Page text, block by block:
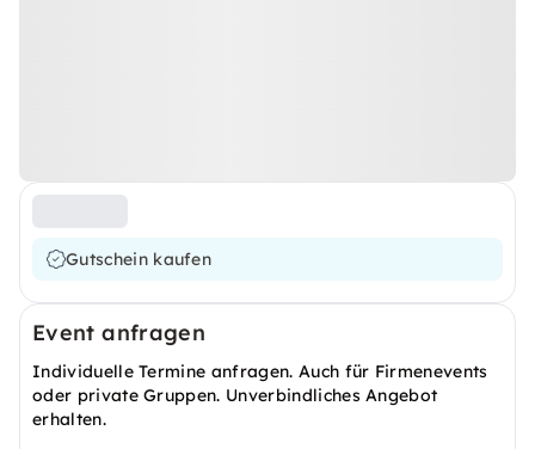
Gutschein kaufen
Event anfragen
Individuelle Termine anfragen. Auch für Firmenevents
oder private Gruppen. Unverbindliches Angebot
erhalten.